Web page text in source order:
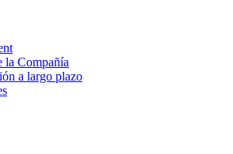
la Compañía
a largo plazo